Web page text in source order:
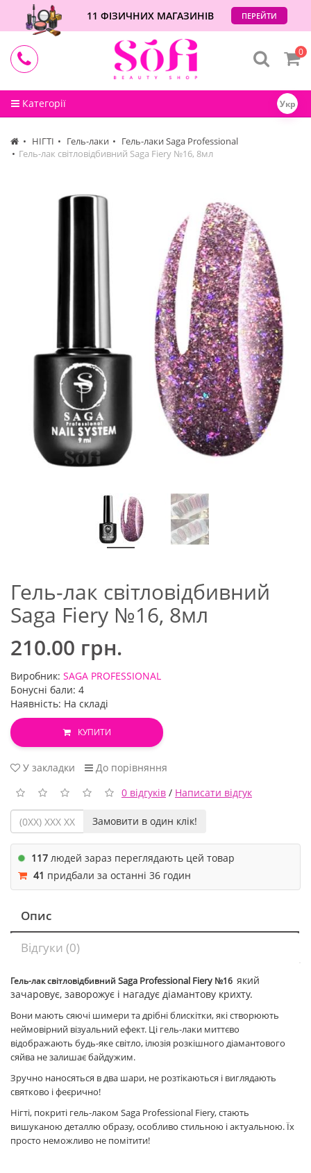
11 ФІЗИЧНИХ МАГАЗИНІВ ПЕРЕЙТИ
Категорії Укр
0
НІГТІ Гель-лаки
Гель-лаки Saga Professional
Гель-лак світловідбивний Saga Fiery №16, 8мл
Гель-лак світловідбивний
Saga Fiery №16, 8мл
210.00 грн.
Виробник: SAGA PROFESSIONAL
Бонусні бали: 4
Наявність: На складі
КУПИТИ
У закладки
До порівняння
0 відгуків / Написати відгук
Замовити в один клік!
117 людей зараз переглядають цей товар
41 придбали за останні 36 годин
Опис
Відгуки (0)
Гель-лак світловідбивний Saga Professional Fiery №16 який
зачаровує, заворожує і нагадує діамантову крихту.
Вони мають сяючі шимери та дрібні блискітки, які створюють
неймовірний візуальний ефект. Ці гель-лаки миттєво
відображають будь-яке світло, ілюзія розкішного діамантового
сяйва не залишає байдужим.
Зручно наносяться в два шари, не розтікаються і виглядають
святково і феєрично!
Нігті, покриті гель-лаком Saga Professional Fiery, стають
вишуканою деталлю образу, особливо стильною і актуальною. Їх
просто неможливо не помітити!